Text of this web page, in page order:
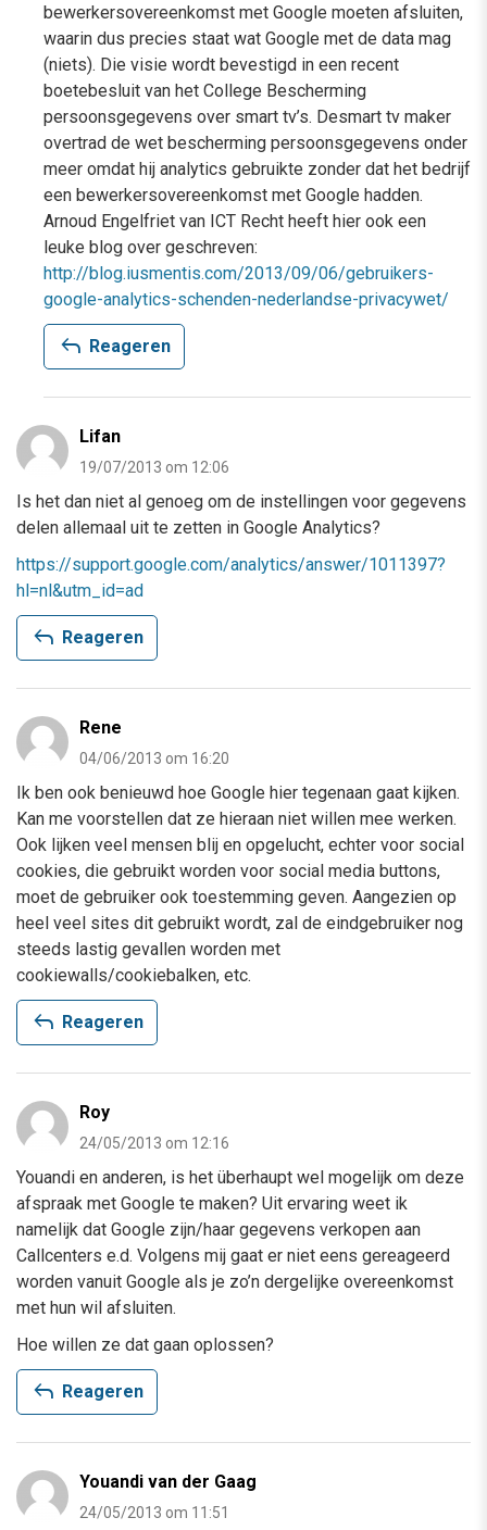
bewerkersovereenkomst met Google moeten afsluiten,
waarin dus precies staat wat Google met de data mag
(niets). Die visie wordt bevestigd in een recent
boetebesluit van het College Bescherming
persoonsgegevens over smart tv’s. Desmart tv maker
overtrad de wet bescherming persoonsgegevens onder
meer omdat hij analytics gebruikte zonder dat het bedrijf
een bewerkersovereenkomst met Google hadden.
Arnoud Engelfriet van ICT Recht heeft hier ook een
leuke blog over geschreven:
http://blog.iusmentis.com/2013/09/06/gebruikers-
google-analytics-schenden-nederlandse-privacywet/
reply Reageren
Lifan
19/07/2013 om 12:06
Is het dan niet al genoeg om de instellingen voor gegevens
delen allemaal uit te zetten in Google Analytics?
https://support.google.com/analytics/answer/1011397?
hl=nl&utm_id=ad
reply Reageren
Rene
04/06/2013 om 16:20
Ik ben ook benieuwd hoe Google hier tegenaan gaat kijken.
Kan me voorstellen dat ze hieraan niet willen mee werken.
Ook lijken veel mensen blij en opgelucht, echter voor social
cookies, die gebruikt worden voor social media buttons,
moet de gebruiker ook toestemming geven. Aangezien op
heel veel sites dit gebruikt wordt, zal de eindgebruiker nog
steeds lastig gevallen worden met
cookiewalls/cookiebalken, etc.
reply Reageren
Roy
24/05/2013 om 12:16
Youandi en anderen, is het überhaupt wel mogelijk om deze
afspraak met Google te maken? Uit ervaring weet ik
namelijk dat Google zijn/haar gegevens verkopen aan
Callcenters e.d. Volgens mij gaat er niet eens gereageerd
worden vanuit Google als je zo’n dergelijke overeenkomst
met hun wil afsluiten.
Hoe willen ze dat gaan oplossen?
reply Reageren
Youandi van der Gaag
24/05/2013 om 11:51